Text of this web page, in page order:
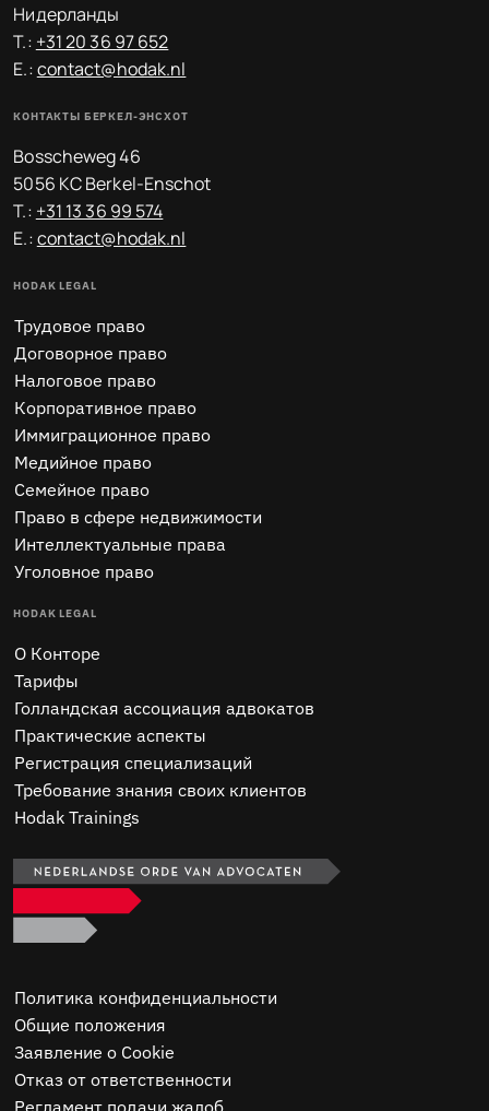
Нидерланды
T.: +31 20 36 97 652
E.:contact@hodak.nl
КОНТАКТЫ БЕРКЕЛ-ЭНСХОТ
Bosscheweg 46
5056 KC Berkel-Enschot
T.: +31 13 36 99 574
E.:contact@hodak.nl
HODAK LEGAL
Трудовое право
Договорное право
Налоговое право
Корпоративное право
Иммиграционное право
Медийное право
Семейное право
Право в сфере недвижимости
Интеллектуальные права
Уголовное право
HODAK LEGAL
O Конторе
Тарифы
Голландская ассоциация адвокатов
Практические аспекты
Регистрация специализаций
Требование знания своих клиентов
Hodak Trainings
Политика конфиденциальности
Общие положения
Заявление о Cookie
Отказ от ответственности
Регламент подачи жалоб